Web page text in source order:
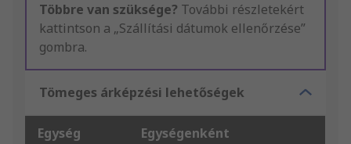
Többre van szüksége? További részletekért
kattintson a „Szállítási dátumok ellenőrzése”
gombra.
Tömeges árképzési lehetőségek
Egység Egységenként